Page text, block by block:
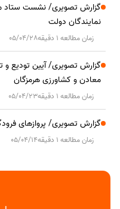
گزارش تصویری/ نشست ستاد
نمایندگان دولت
زمان مطالعه 1 دقیقه 05/04/28
گزارش تصویری/ آیین تودیع و
معادن و کشاورزی هرمزگان
زمان مطالعه 1 دقیقه 05/04/23
گزارش تصویری/ پروازهای
زمان مطالعه 1 دقیقه 05/04/14